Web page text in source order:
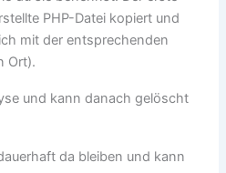
PHP-Datei kopiert und
mit der entsprechenden
Ort).
und kann danach gelöscht
da bleiben und kann